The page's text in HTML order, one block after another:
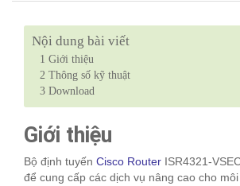
Nội dung bài viết
1 Giới thiệu
2 Thông số kỹ thuật
3 Download
Giới thiệu
Bộ định tuyến Cisco Router ISR4321-
để cung cấp các dịch vụ nâng cao cho